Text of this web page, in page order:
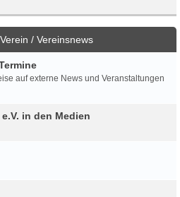
/ Vereinsnews
auf externe News und Veranstaltungen
in den Medien